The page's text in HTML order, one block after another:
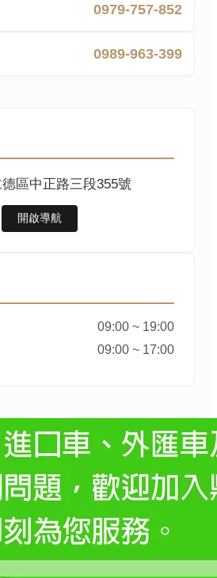
0979-757-852
0989-963-399
區中正路三段355號
開啟導航
09:00 ~ 19:00
09:00 ~ 17:00